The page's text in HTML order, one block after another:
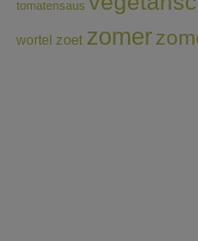
tomatensaus
wortel zoet zomer